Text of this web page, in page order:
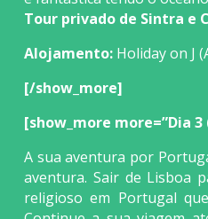
Tour privado de Sintra e
Alojamento: Holiday on J
[/show_more]
[show_more more=”Dia
A sua aventura por
aventura. Sair de Lisboa
religioso em Portugal